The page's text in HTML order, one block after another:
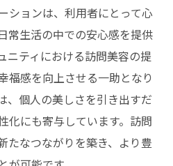
ションは、利用者にとって心
常生活の中での安心感を提供
ニティにおける訪問美容の提
福感を向上させる一助となり
、個人の美しさを引き出すだ
化にも寄与しています。訪問
たなつながりを築き、より豊